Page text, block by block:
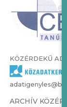
KÖZÉRDEKŰ
ARCHÍV